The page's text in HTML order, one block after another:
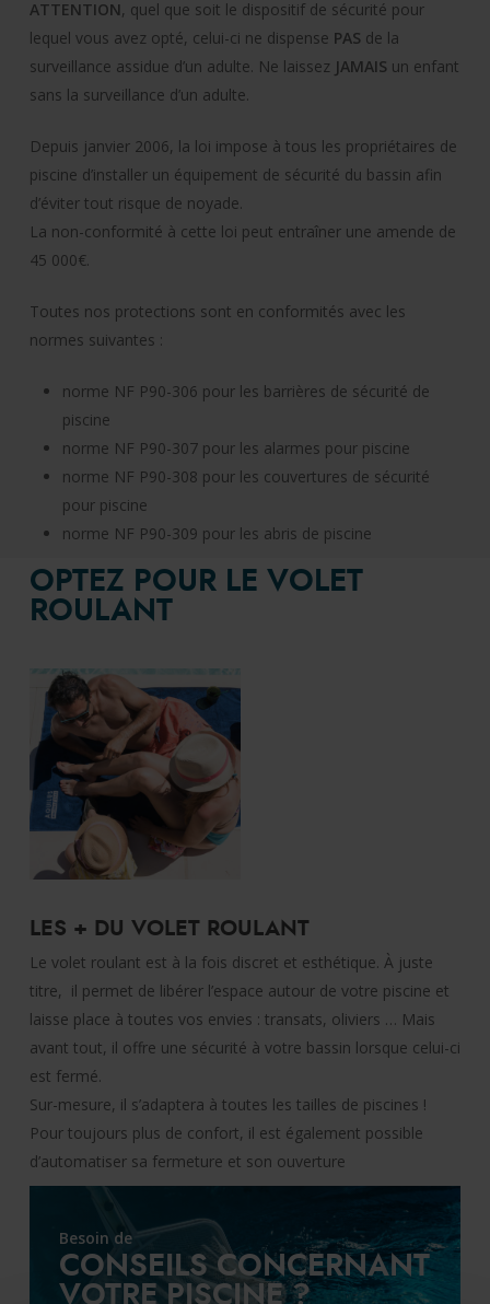
ATTENTION, quel que soit le dispositif de sécurité pour
lequel vous avez opté, celui-ci ne dispense PAS de la
surveillance assidue d’un adulte. Ne laissez JAMAIS un enfant
sans la surveillance d’un adulte.
Depuis janvier 2006, la loi impose à tous les propriétaires de
piscine d’installer un équipement de sécurité du bassin afin
d’éviter tout risque de noyade.
La non-conformité à cette loi peut entraîner une amende de
45 000€.
Toutes nos protections sont en conformités avec les
normes suivantes :
norme NF P90-306 pour les barrières de sécurité de
piscine
norme NF P90-307 pour les alarmes pour piscine
norme NF P90-308 pour les couvertures de sécurité
pour piscine
norme NF P90-309 pour les abris de piscine
OPTEZ POUR LE VOLET
ROULANT
LES + DU VOLET ROULANT
Le volet roulant est à la fois discret et esthétique. À juste
titre, il permet de libérer l’espace autour de votre piscine et
laisse place à toutes vos envies : transats, oliviers … Mais
avant tout, il offre une sécurité à votre bassin lorsque celui-ci
est fermé.
Sur-mesure, il s’adaptera à toutes les tailles de piscines !
Pour toujours plus de confort, il est également possible
d’automatiser sa fermeture et son ouverture
Besoin de
CONSEILS CONCERNANT
VOTRE PISCINE ?